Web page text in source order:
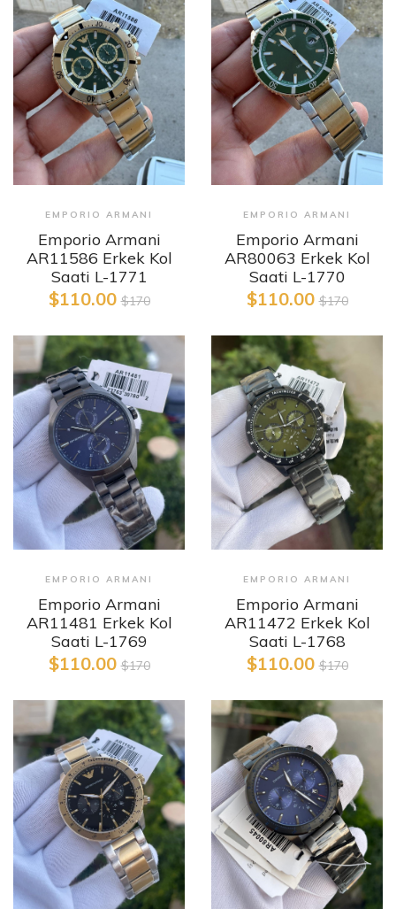
EMPORIO ARMANI
Emporio Armani
AR11586 Erkek Kol
Saati L-1771
$110.00$170
EMPORIO ARMANI
Emporio Armani
AR80063 Erkek Kol
Saati L-1770
$110.00$170
EMPORIO ARMANI
Emporio Armani
AR11481 Erkek Kol
Saati L-1769
$110.00$170
EMPORIO ARMANI
Emporio Armani
AR11472 Erkek Kol
Saati L-1768
$110.00$170